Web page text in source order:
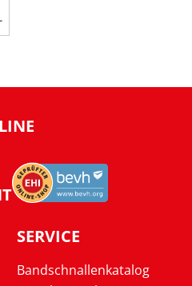
SERVICE
Bandschnallenkatalog